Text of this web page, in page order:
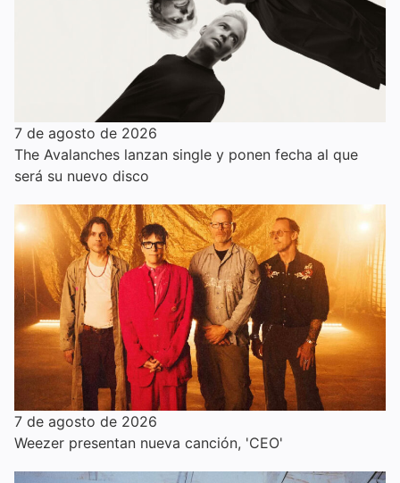
7 de agosto de 2026
The Avalanches lanzan single y ponen fecha al que
será su nuevo disco
7 de agosto de 2026
Weezer presentan nueva canción, 'CEO'